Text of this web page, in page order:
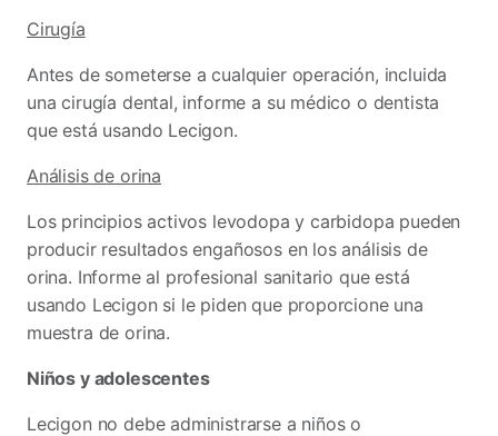
Cirugía
Antes de someterse a cualquier operación, incluida
una cirugía dental, informe a su médico o dentista
que está usando Lecigon.
Análisis de orina
Los principios activos levodopa y carbidopa pueden
producir resultados engañosos en los análisis de
orina. Informe al profesional sanitario que está
usando Lecigon si le piden que proporcione una
muestra de orina.
Niños y adolescentes
Lecigon no debe administrarse a niños o